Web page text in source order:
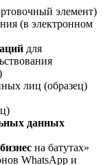
элемент)
(в электронном
для
лиц (образец)
данных
на батутах»
WhatsApp и